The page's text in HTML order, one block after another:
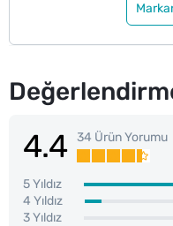
4.4 34 Ürün Yorumu
5 Yıldız
4 Yıldız
3 Yıldız